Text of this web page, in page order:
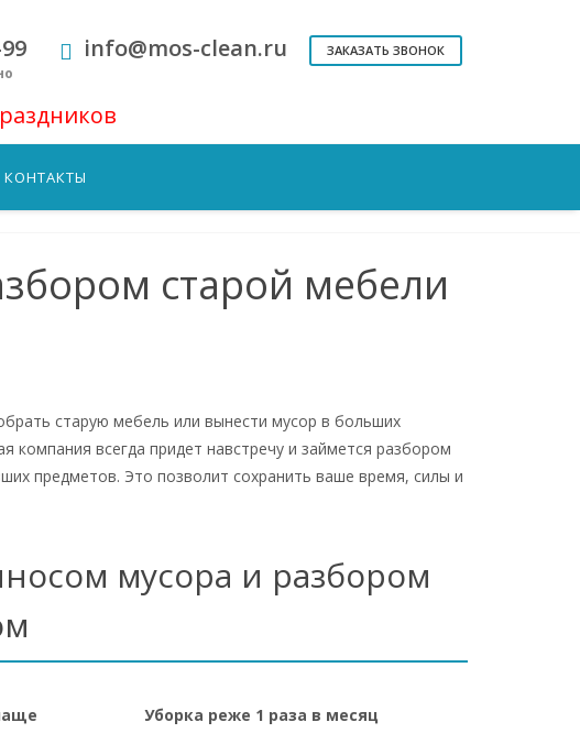
info@mos-clean.ru ЗАКАЗАТЬ ЗВОНОК
КОНТАКТЫ
старой мебели
старую мебель или вынести мусор в больших
компания всегда придет навстречу и займется разбором
предметов. Это позволит сохранить ваше время, силы и
мусора и разбором
Уборка реже 1 раза в месяц